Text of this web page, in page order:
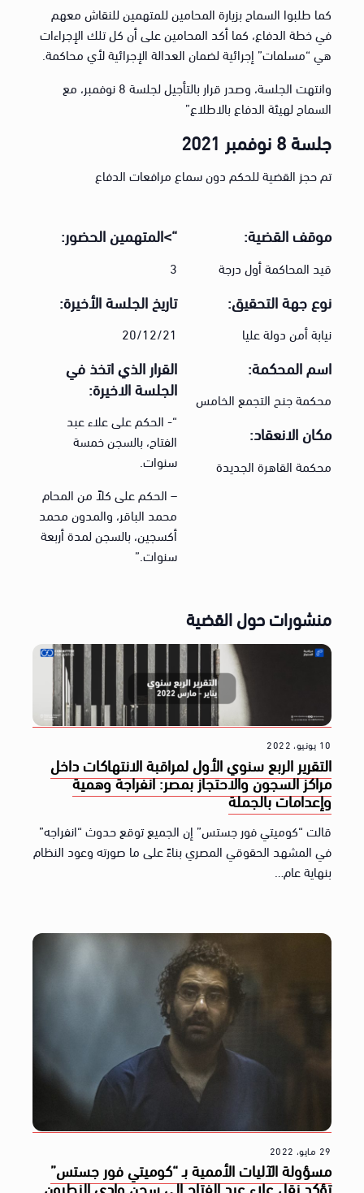
كما طلبوا السماح بزيارة المحامين للمتهمين للنقاش معهم
في خطة الدفاع، كما أكد المحامين على أن كل تلك الإجراءات
هي “مسلمات” إجرائية لضمان العدالة الإجرائية لأي محاكمة.
وانتهت الجلسة، وصدر قرار بالتأجيل لجلسة 8 نوفمبر، مع
السماح لهيئة الدفاع بالاطلاع”
جلسة 8 نوفمبر 2021
تم حجز القضية للحكم دون سماع مرافعات الدفاع
موقف القضية:
قيد المحاكمة أول درجة
نوع جهة التحقيق:
نيابة أمن دولة عليا
اسم المحكمة:
محكمة جنح التجمع الخامس
مكان الانعقاد:
محكمة القاهرة الجديدة
“>المتهمين الحضور:
3
تاريخ الجلسة الأخيرة:
20/12/21
القرار الذي اتخذ في
الجلسة الاخيرة:
“- الحكم على علاء عبد
الفتاح، بالسجن خمسة
سنوات.
– الحكم على كلاً من المحام
محمد الباقر، والمدون محمد
أكسجين، بالسجن لمدة أربعة
سنوات.”
منشورات حول القضية
10 يونيو، 2022
التقرير الربع سنوي الأول لمراقبة الانتهاكات داخل
مراكز السجون والاحتجاز بمصر: انفراجة وهمية
وإعدامات بالجملة
قالت “كوميتي فور جستس” إن الجميع توقع حدوث “انفراجه”
في المشهد الحقوقي المصري بناءً على ما صورته وعود النظام
بنهاية عام…
29 مايو، 2022
مسؤولة الآليات الأممية بـ “كوميتي فور جستس”